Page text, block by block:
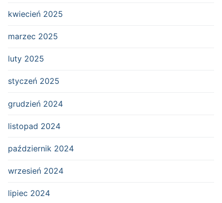
kwiecień 2025
marzec 2025
luty 2025
styczeń 2025
grudzień 2024
listopad 2024
październik 2024
wrzesień 2024
lipiec 2024